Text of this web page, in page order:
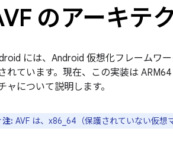
のアーキテ
には、Android 仮想化フレームワ
れています。現在、この実装は
ャについて説明します。
注: AVF は、x86_64（保護されていない仮想